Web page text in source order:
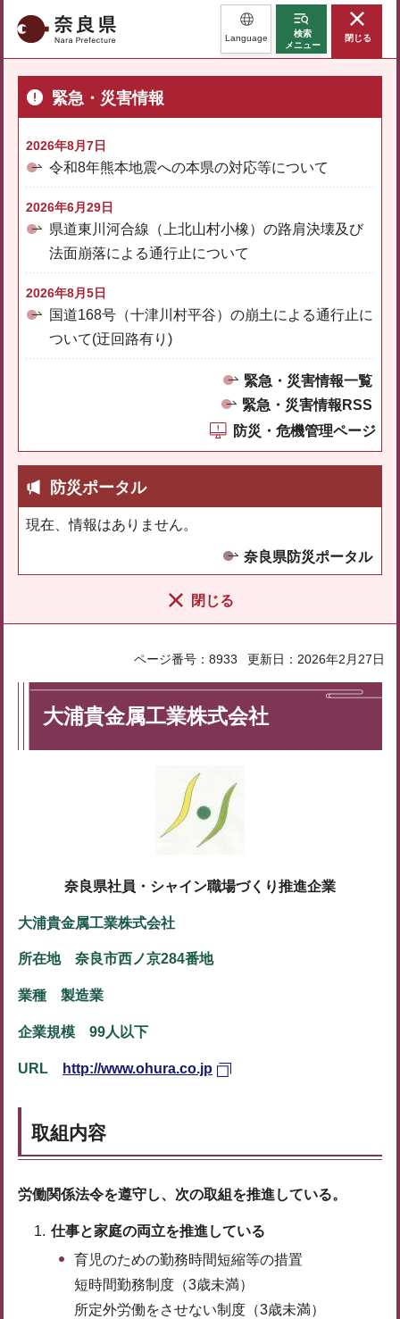
奈良県 Language
検索
メニュー
閉じる
緊急・災害情報
2026年8月7日
令和8年熊本地震への本県の対応等について
2026年6月29日
県道東川河合線（上北山村小橡）の路肩決壊及び
法面崩落による通行止について
2026年8月5日
国道168号（十津川村平谷）の崩土による通行止に
ついて(迂回路有り)
緊急・災害情報一覧
緊急・災害情報RSS
防災・危機管理ページ
防災ポータル
現在、情報はありません。
奈良県防災ポータル
閉じる
ページ番号：8933 更新日：2026年2月27日
大浦貴金属工業株式会社
奈良県社員・シャイン職場づくり推進企業
大浦貴金属工業株式会社
所在地 奈良市西ノ京284番地
業種 製造業
企業規模 99人以下
URL http://www.ohura.co.jp
取組内容
労働関係法令を遵守し、次の取組を推進している。
仕事と家庭の両立を推進している
育児のための勤務時間短縮等の措置
短時間勤務制度（3歳未満）
所定外労働をさせない制度（3歳未満）